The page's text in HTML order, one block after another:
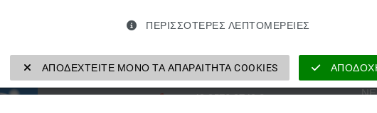
Kamenz
vertrieb@velomat.de
+49 3578 3749 0
Η
ΠΕΡΙΣΣΌΤΕΡΕΣ ΛΕΠΤΟΜΈΡΕΙΕΣ
ΑΠΟΔΕΧΤΕΊΤΕ ΜΌΝΟ ΤΑ ΑΠΑΡΑΊΤΗΤΑ COOKIES